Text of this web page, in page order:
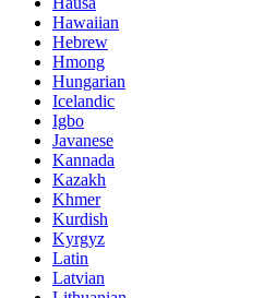
Hawaiian
Hebrew
Hmong
Hungarian
Icelandic
Igbo
Javanese
Kannada
Kazakh
Khmer
Kurdish
Kyrgyz
Latin
Latvian